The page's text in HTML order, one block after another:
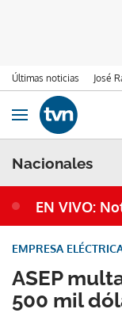
Últimas noticias José
Ir al contenido
Obrir navegació
Nacionales
EN VIVO:
ASEP
500 mil
EMPRESA